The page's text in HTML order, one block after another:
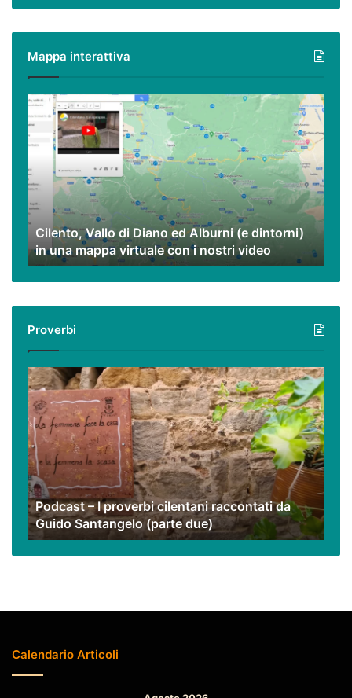
peperoncino,
ma
eccezionali.
Mappa interattiva
Cilento,
Vallo
di
Diano
ed
Alburni
(e
dintorni)
una
mappa
virtuale
nostri
video
Cilento, Vallo di Diano ed Alburni (e dintorni)
in una mappa virtuale con i nostri video
Proverbi
Podcast
–
I
proverbi
cilentani
raccontati
da
Guido
Santangelo
(parte
due)
Podcast – I proverbi cilentani raccontati da
Guido Santangelo (parte due)
Calendario Articoli